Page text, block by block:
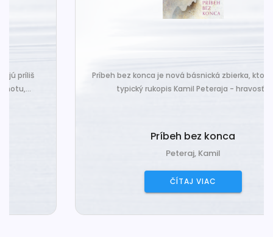
Príbeh bez konca je nová básnická zbierka, ktorá nesie
typický rukopis Kamil Peteraja - hravosť...
Príbeh bez konca